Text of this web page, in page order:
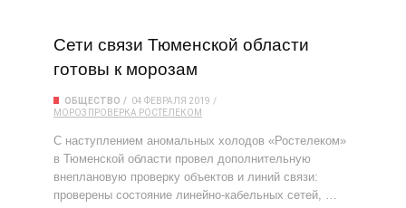
Сети связи Тюменской области
готовы к морозам
ОБЩЕСТВО
04 ФЕВРАЛЯ 2019
МОРОЗ ПРОВЕРКА РОСТЕЛЕКОМ
С наступлением аномальных холодов «Ростелеком»
в Тюменской области провел дополнительную
внеплановую проверку объектов и линий связи:
проверены состояние линейно-кабельных сетей, …